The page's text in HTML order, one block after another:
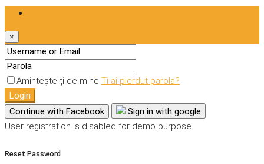
×
Amintește-ți de mine Ti-ai pierdut parola?
Login
Continue with Facebook
Sign in with google
User registration is disabled for demo purpose.
Reset Password